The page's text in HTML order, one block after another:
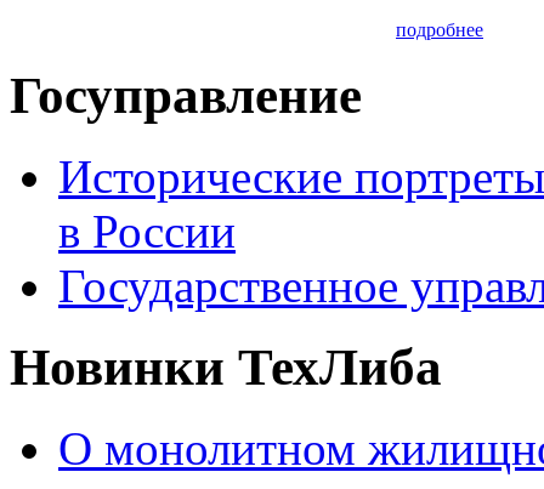
подробнее
Госуправление
Исторические
в России
Государственное
Новинки ТехЛиба
О монолитном